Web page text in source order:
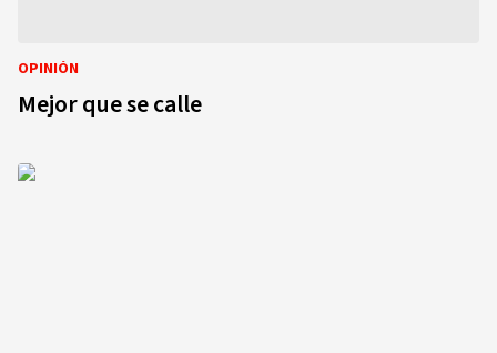
OPINIÓN
Mejor que se calle